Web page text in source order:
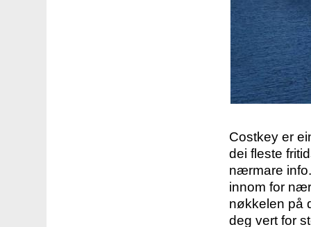
Costkey er
dei fleste
nærmare
innom for
nøkkelen på
deg vert for